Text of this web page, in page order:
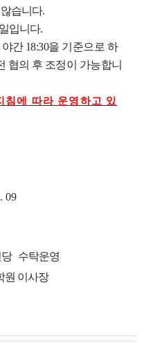
습니다.
입니다.
야간 18:30을 기준으로 하
협의 후 조정이 가능합니
침에 따라 운영하고 있
09
수탁운영
원 이사장